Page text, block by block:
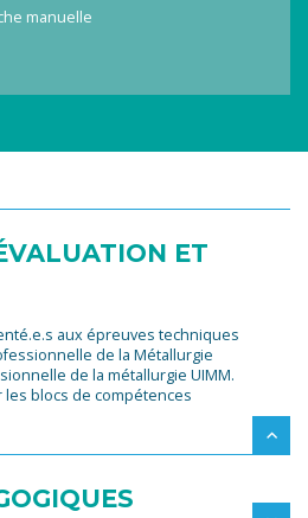
manuelle
ET
aux épreuves techniques
de la Métallurgie
de la métallurgie UIMM.
les blocs de compétences